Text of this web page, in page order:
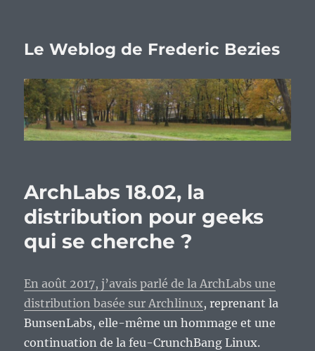
Le Weblog de Frederic Bezies
ArchLabs 18.02, la
distribution pour geeks
qui se cherche ?
En août 2017, j’avais parlé de la ArchLabs une
distribution basée sur Archlinux, reprenant la
BunsenLabs, elle-même un hommage et une
continuation de la feu-CrunchBang Linux.